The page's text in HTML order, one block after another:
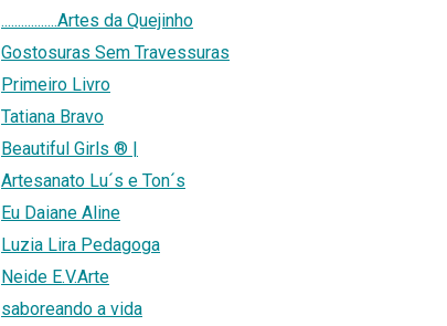
.................Artes da Quejinho
Gostosuras Sem Travessuras
Primeiro Livro
Tatiana Bravo
Beautiful Girls ® |
Artesanato Lu´s e Ton´s
Eu Daiane Aline
Luzia Lira Pedagoga
Neide E.V.Arte
saboreando a vida